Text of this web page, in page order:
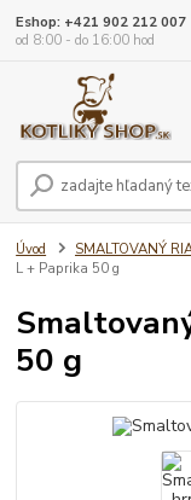
Eshop: +421 902 212 007
od 8:00 - do 16:00 hod
Úvod SMALTOVANÝ
L + Paprika 50 g
50 g